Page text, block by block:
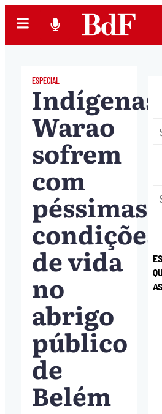
ESPECIAL
Indígenas
Warao
sofrem
com
péssimas
condições
de vida
no
abrigo
público
de
Belém